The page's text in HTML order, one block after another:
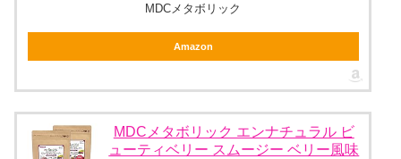
MDCメタボリック
Amazon
MDCメタボリック エンナチュラル ビ
ューティベリー スムージー ベリー風味